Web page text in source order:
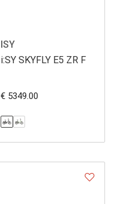
ISY
i:SY SKYFLY E5 ZR F
€ 5349.00